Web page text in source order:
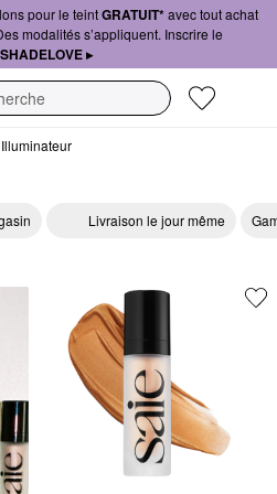
pour le teintGRATUIT*avec tout achat
modalités s’appliquent. Inscrire le
SHADELOVE ▸
Illuminateur
Livraison le jour même